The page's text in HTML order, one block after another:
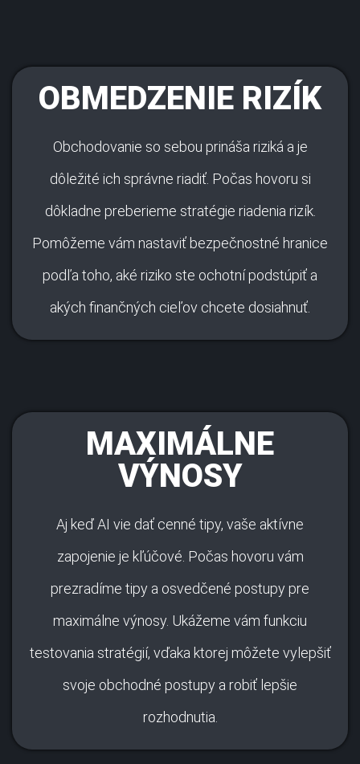
OBMEDZENIE RIZÍK
Obchodovanie so sebou prináša riziká a je
dôležité ich správne riadiť. Počas hovoru si
dôkladne preberieme stratégie riadenia rizík.
Pomôžeme vám nastaviť bezpečnostné hranice
podľa toho, aké riziko ste ochotní podstúpiť a
akých finančných cieľov chcete dosiahnuť.
MAXIMÁLNE
VÝNOSY
Aj keď AI vie dať cenné tipy, vaše aktívne
zapojenie je kľúčové. Počas hovoru vám
prezradíme tipy a osvedčené postupy pre
maximálne výnosy. Ukážeme vám funkciu
testovania stratégií, vďaka ktorej môžete vylepšiť
svoje obchodné postupy a robiť lepšie
rozhodnutia.